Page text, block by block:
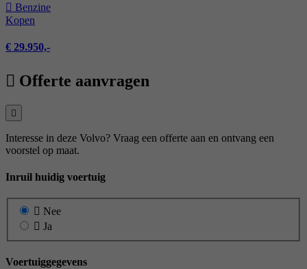
Benzine
Kopen
€ 29.950,-
Offerte aanvragen
Interesse in deze Volvo? Vraag een offerte aan en ontvang een
voorstel op maat.
Inruil huidig voertuig
Nee
Ja
Voertuiggegevens